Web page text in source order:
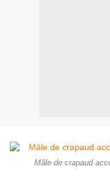
Mâle de crapaud